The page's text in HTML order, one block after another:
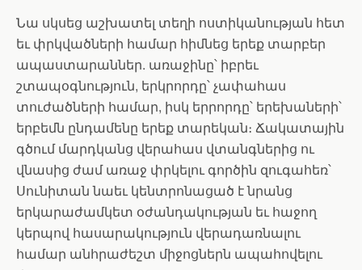
Նա սկսեց աշխատել տեղի ոստիկանության հետ
եւ փրկվածների համար հիմնեց երեք տարբեր
ապաստարաններ. առաջինը՝ իբրեւ
շտապօգնություն, երկրորդը՝ չափահաս
տուժածների համար, իսկ երրորդը՝ երեխաների՝
երբեմն ընդամենը երեք տարեկան։ Ճակատային
գծում մարդկանց վերահաս վտանգներից ու
վնասից ժամ առաջ փրկելու գործին զուգահեռ՝
Սունիտան նաեւ կենտրոնացած է նրանց
երկարաժամկետ օժանդակության եւ հաջող
կերպով հասարակություն վերադառնալու
համար անհրաժեշտ միջոցներն ապահովելու